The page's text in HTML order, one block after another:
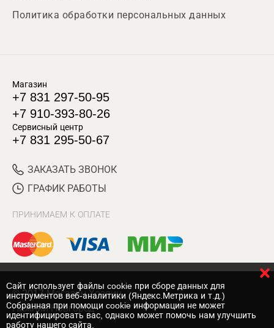
Политика обработки персональных данных
Магазин
+7 831 297-50-95
+7 910-393-80-26
Сервисный центр
+7 831 295-50-67
ЗАКАЗАТЬ ЗВОНОК
ГРАФИК РАБОТЫ
ПРИНИМАЕМ К ОПЛАТЕ
© 2017 Магазин Хозяин
Нижний Новгород
Cайт использует файлы cookie при сборе данных для
инструментов веб-аналитики (Яндекс.Метрика и т.д.)
Собранная при помощи cookie информация не может
идентифицировать вас, однако может помочь нам улучшить
работу нашего сайта.